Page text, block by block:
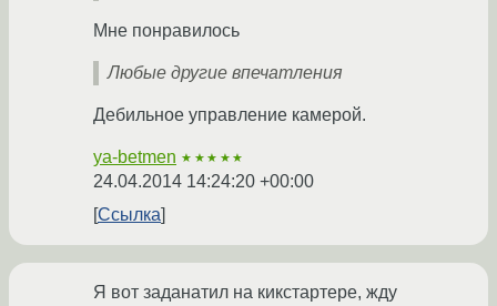
Мне понравилось
Любые другие впечатления
Дебильное управление камерой.
ya-betmen ★★★★★
24.04.2014 14:24:20 +00:00
Ссылка
Я вот заданатил на кикстартере, жду